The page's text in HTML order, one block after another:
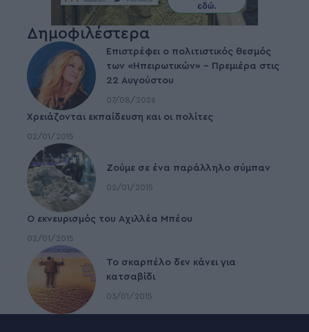
Δημοφιλέστερα
Επιστρέφει ο πολιτιστικός θεσμός
των «Ηπειρωτικών» – Πρεμιέρα στις
22 Αυγούστου
07/08/2026
Χρειάζονται εκπαίδευση και οι πολίτες
02/01/2015
Ζούμε σε ένα παράλληλο σύμπαν
02/01/2015
Ο εκνευρισμός του Αχιλλέα Μπέου
02/01/2015
To σκαρπέλο δεν κάνει για
κατσαβίδι
03/01/2015